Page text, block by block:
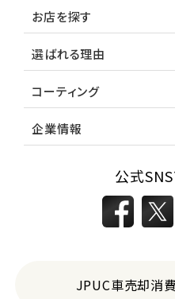
お店を探す
選ばれる理由
コーティング
企業情報
公式
JPUC車売却消